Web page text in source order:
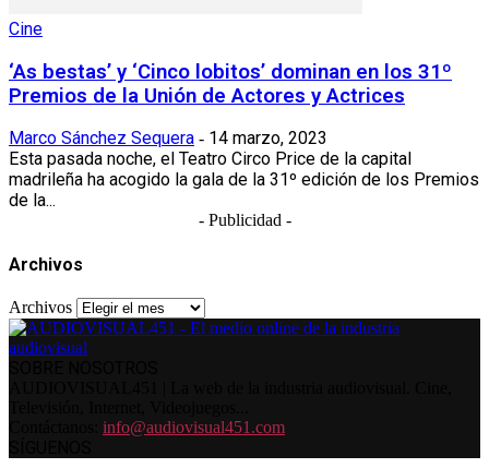
Cine
‘As bestas’ y ‘Cinco lobitos’ dominan en los 31º
Premios de la Unión de Actores y Actrices
Marco Sánchez Sequera - 14 marzo, 2023
Esta pasada noche, el Teatro Circo Price de la capital
madrileña ha acogido la gala de la 31º edición de los Premios
de la...
- Publicidad -
Archivos
Archivos
info@audiovisual451.com